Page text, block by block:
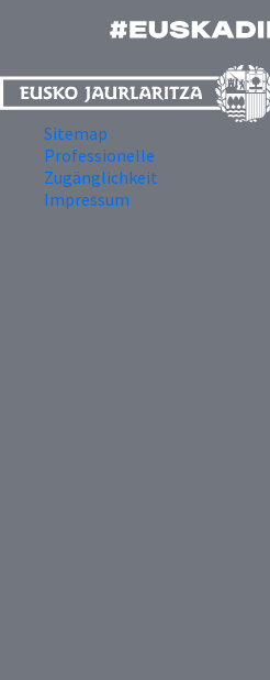
Sitemap
Professionelle
Zugänglichkeit
Impressum